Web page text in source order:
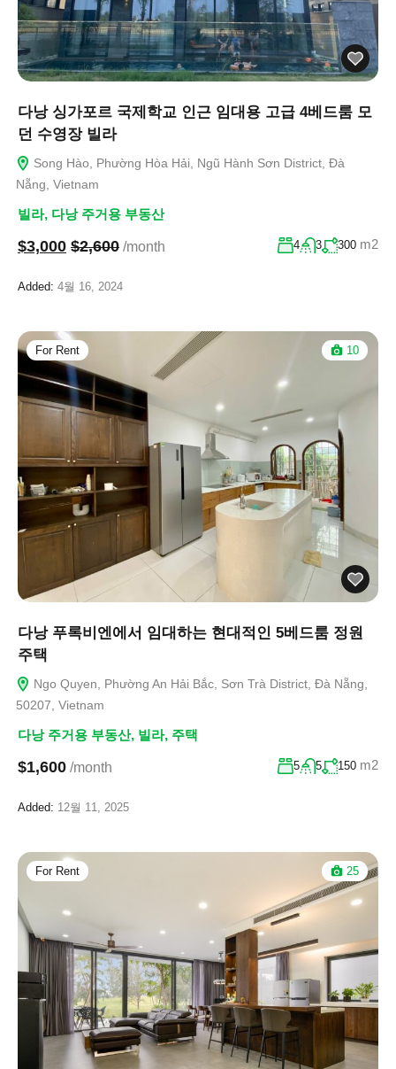
다낭 싱가포르 국제학교 인근 임대용 고급 4베드룸 모
던 수영장 빌라
Song Hào, Phường Hòa Hải, Ngũ Hành Sơn District, Đà
Nẵng, Vietnam
빌라, 다낭 주거용 부동산
$3,000 $2,600 /month 4 3 300 m2
Added: 4월 16, 2024
For Rent 10
다낭 푸록비엔에서 임대하는 현대적인 5베드룸 정원
주택
Ngo Quyen, Phường An Hải Bắc, Sơn Trà District, Đà Nẵng,
50207, Vietnam
다낭 주거용 부동산, 빌라, 주택
$1,600 /month 5 5 150 m2
Added: 12월 11, 2025
For Rent 25